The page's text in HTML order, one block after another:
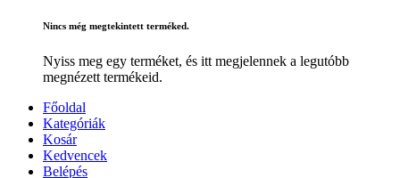
Nincs még megtekintett terméked.
Nyiss meg egy terméket, és itt megjelennek a legutóbb
megnézett termékeid.
Főoldal
Kategóriák
Kosár
Kedvencek
Belépés